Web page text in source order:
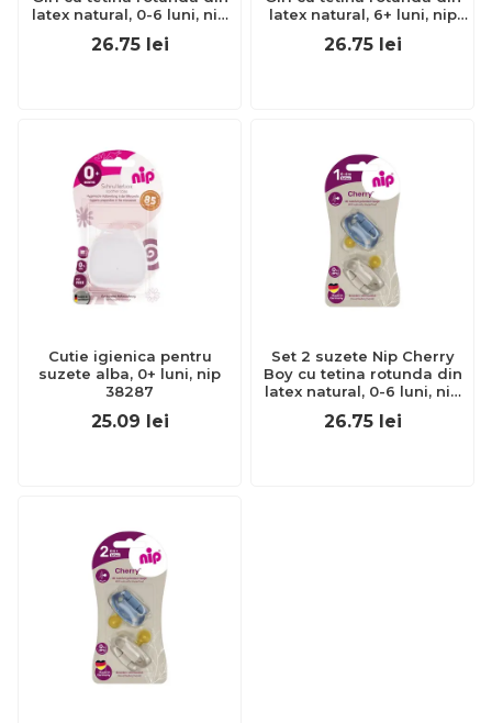
latex natural, 0-6 luni, nip
26.75 lei
latex natural, 6+ luni, nip
26.75 lei
Cutie igienica pentru
suzete alba, 0+ luni, nip
38287
25.09 lei
Set 2 suzete Nip Cherry
Boy cu tetina rotunda din
latex natural, 0-6 luni, nip
26.75 lei